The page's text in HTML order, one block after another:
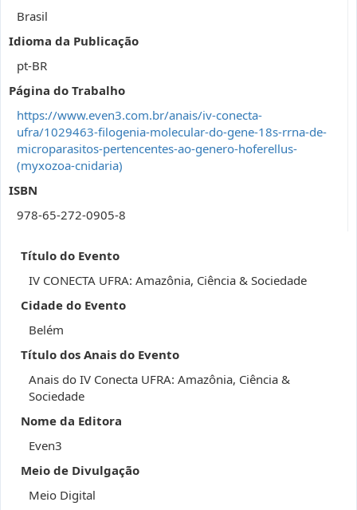
Brasil
Idioma da Publicação
pt-BR
Página do Trabalho
https://www.even3.com.br/anais/iv-conecta-
ufra/1029463-filogenia-molecular-do-gene-18s-rrna-de-
microparasitos-pertencentes-ao-genero-hoferellus-
(myxozoa-cnidaria)
ISBN
978-65-272-0905-8
Título do Evento
IV CONECTA UFRA: Amazônia, Ciência & Sociedade
Cidade do Evento
Belém
Título dos Anais do Evento
Anais do IV Conecta UFRA: Amazônia, Ciência &
Sociedade
Nome da Editora
Even3
Meio de Divulgação
Meio Digital